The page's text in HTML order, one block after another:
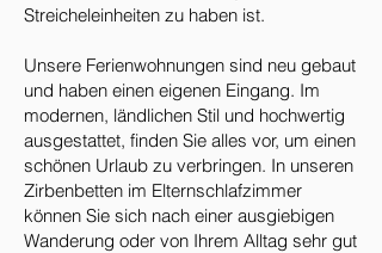
Streicheleinheiten zu haben ist.
Unsere Ferienwohnungen sind neu gebaut
und haben einen eigenen Eingang. Im
modernen, ländlichen Stil und hochwertig
ausgestattet, finden Sie alles vor, um einen
schönen Urlaub zu verbringen. In unseren
Zirbenbetten im Elternschlafzimmer
können Sie sich nach einer ausgiebigen
Wanderung oder von Ihrem Alltag sehr gut